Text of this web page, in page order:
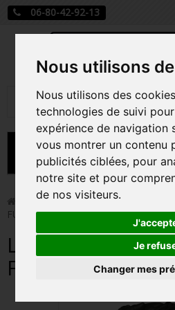
Nous utilisons
Nous utilisons des
technologies de suivi
expérience de navigation
vous montrer un contenu
publicités ciblées, pour
notre site et pour
de nos visiteurs.
Je
Changer mes
06-80-42-92-13
MENU
CARTE A JOUER
PRÉCOMMANDE FIGURINES POP
FIGURINES POP DISNEY
FIGURINES POP MARVEL
Funko Pop! > LUIS SUAREZ /
FUNKO POP
LUIS SUAREZ /
FIGURINE